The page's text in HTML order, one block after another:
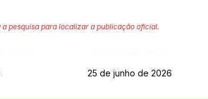
pesquisa para localizar a publicação oficial.
25 de junho de 2026